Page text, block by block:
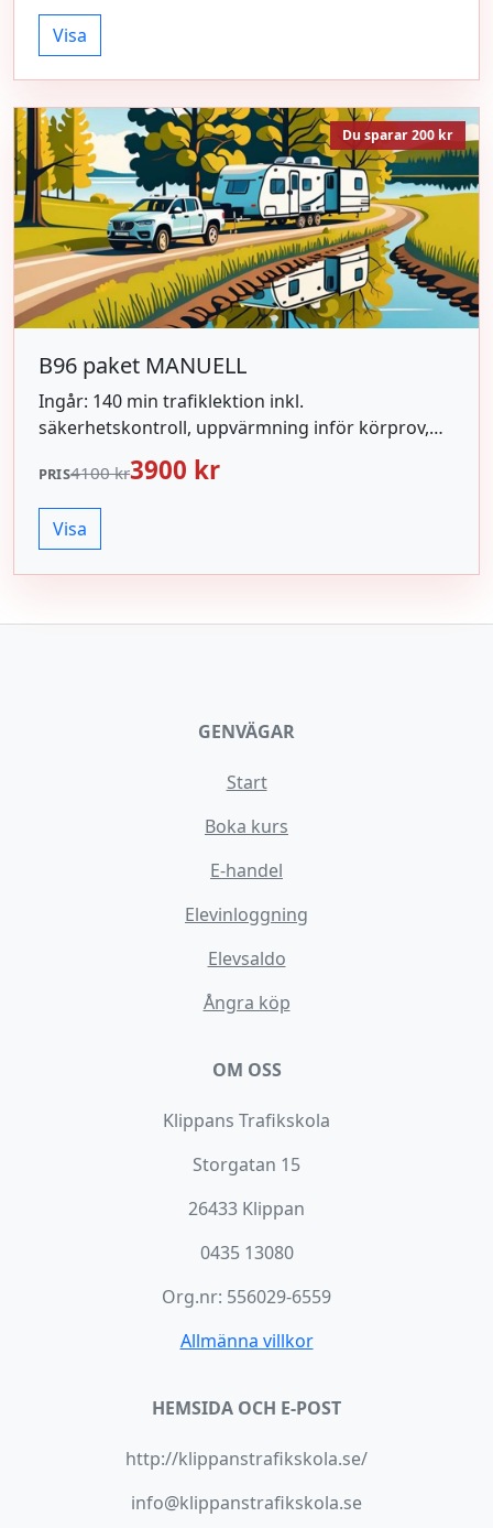
Visa
Du sparar 200 kr
B96 paket MANUELL
Ingår: 140 min trafiklektion inkl.
säkerhetskontroll, uppvärmning inför körprov,
hyra av ekipage vid körprov.
PRIS4100 kr3900 kr
Visa
GENVÄGAR
Start
Boka kurs
E-handel
Elevinloggning
Elevsaldo
Ångra köp
OM OSS
Klippans Trafikskola
Storgatan 15
26433 Klippan
0435 13080
Org.nr: 556029-6559
Allmänna villkor
HEMSIDA OCH E-POST
http://klippanstrafikskola.se/
info@klippanstrafikskola.se